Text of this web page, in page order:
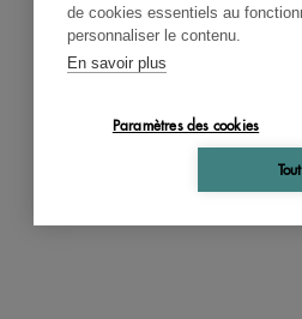
de cookies essentiels au
personnaliser le contenu.
En savoir plus
Paramètres des cookies